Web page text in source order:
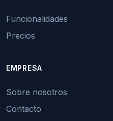
Funcionalidades
Precios
EMPRESA
Sobre nosotros
Contacto